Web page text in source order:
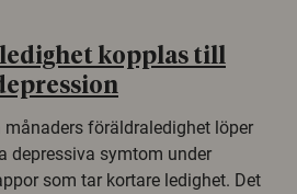
kopplas till
föräldraledighet löper
depressiva symtom under
som tar kortare ledighet. Det